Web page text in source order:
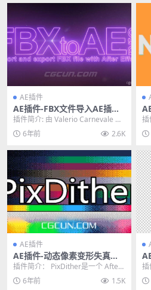
AE插件
AE插件-FBX文件导入AE插件
FBX to AE Pro v1.0.4 WIN/
MAC破解版
插件简介: 由 Valerio Carnevale 开
发团队设计的一款免费AE ...
6年前 2.6K
版
插
学
AE插件
AE插件-动态像素变形失真视
觉特效插件 PixDither v1.1 W
in/Mac
插件简介： PixDither是一个 After
Effects插件，它将量化您...
6年前 1.5K
插
的